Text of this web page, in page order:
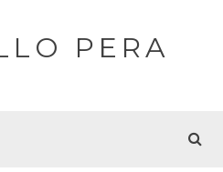
PERA